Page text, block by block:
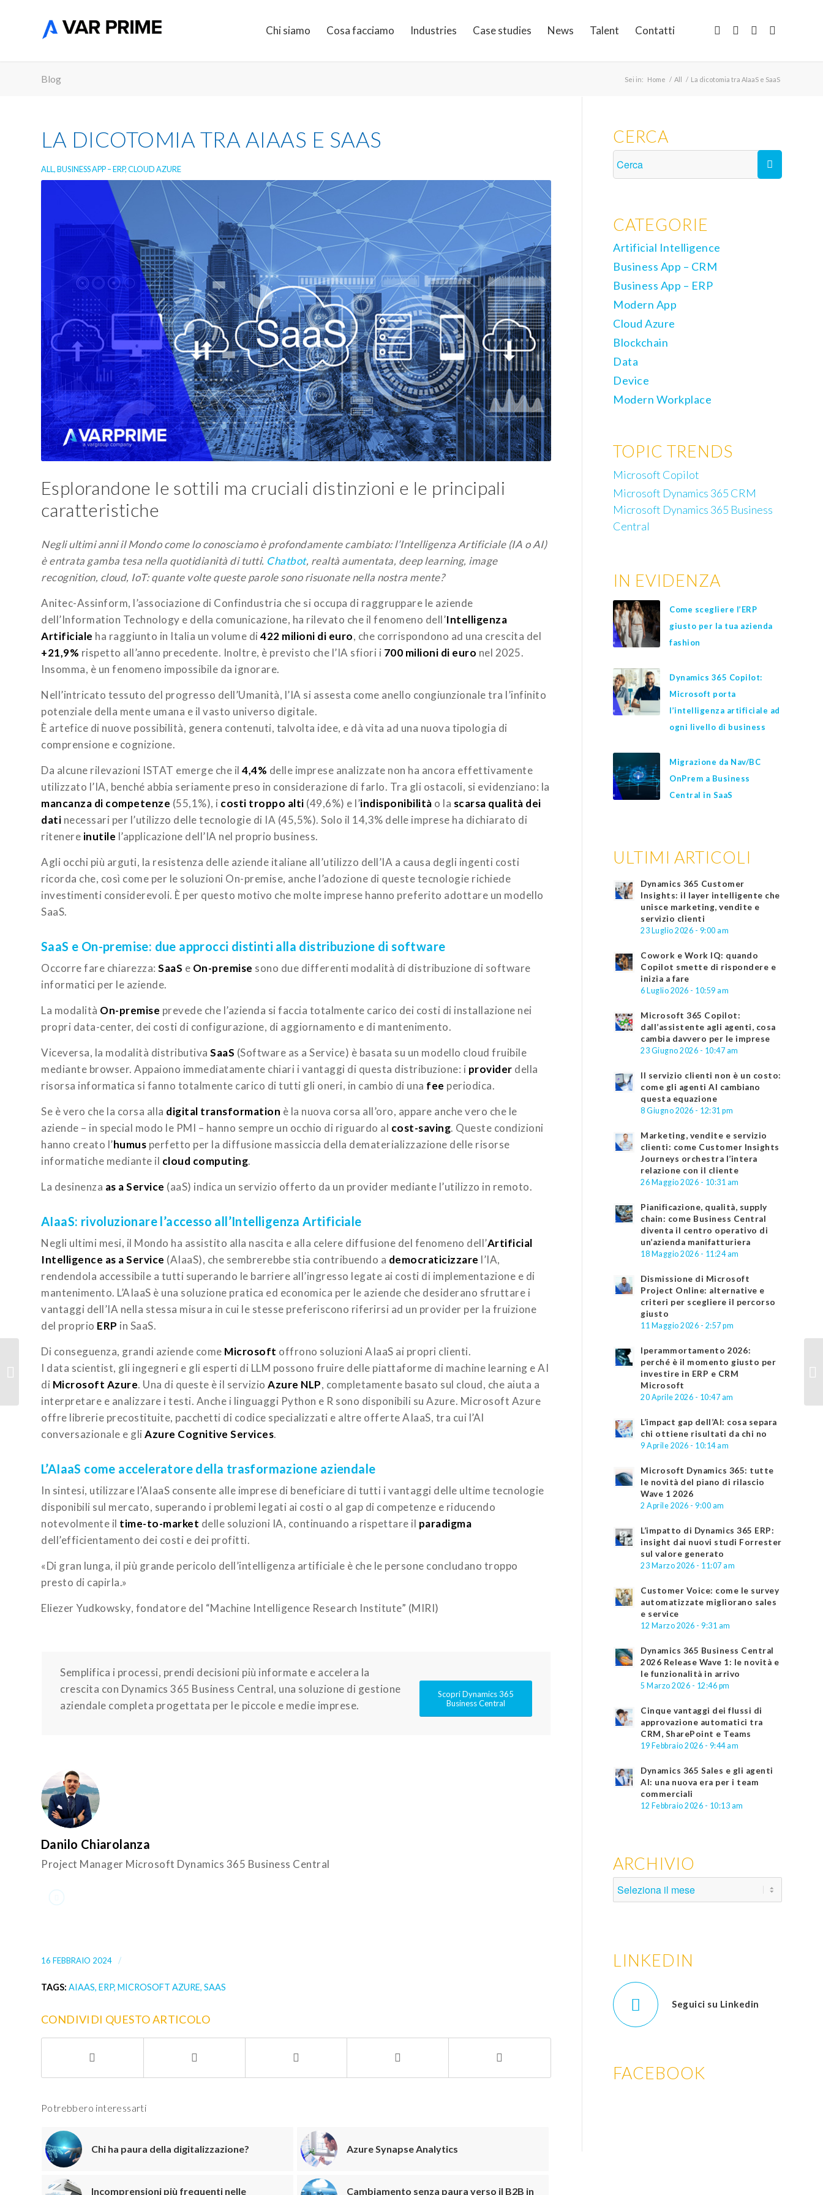
Chi siamo Cosa facciamo Industries Case studies News Talent Contatti
Blog Sei in: Home / All / La dicotomia tra AIaaS e SaaS
LA DICOTOMIA TRA AIAAS E SAAS
ALL,BUSINESS APP – ERP,CLOUD AZURE
Esplorandone le sottili ma cruciali distinzioni e le principali
caratteristiche
Negli ultimi anni il Mondo come lo conosciamo è profondamente cambiato: l’Intelligenza Artificiale (IA o AI)
è entrata gamba tesa nella quotidianità di tutti. Chatbot, realtà aumentata, deep learning, image
recognition, cloud, IoT: quante volte queste parole sono risuonate nella nostra mente?
Anitec-Assinform, l’associazione di Confindustria che si occupa di raggruppare le aziende
dell’Information Technology e della comunicazione, ha rilevato che il fenomeno dell’Intelligenza
Artificiale ha raggiunto in Italia un volume di 422 milioni di euro, che corrispondono ad una crescita del
+21,9% rispetto all’anno precedente. Inoltre, è previsto che l’IA sfiori i 700 milioni di euro nel 2025.
Insomma, è un fenomeno impossibile da ignorare.
Nell’intricato tessuto del progresso dell’Umanità, l’IA si assesta come anello congiunzionale tra l’infinito
potenziale della mente umana e il vasto universo digitale.
È artefice di nuove possibilità, genera contenuti, talvolta idee, e dà vita ad una nuova tipologia di
comprensione e cognizione.
Da alcune rilevazioni ISTAT emerge che il 4,4% delle imprese analizzate non ha ancora effettivamente
utilizzato l’IA, benché abbia seriamente preso in considerazione di farlo. Tra gli ostacoli, si evidenziano: la
mancanza di competenze (55,1%), i costi troppo alti (49,6%) e l’indisponibilità o la scarsa qualità dei
dati necessari per l’utilizzo delle tecnologie di IA (45,5%). Solo il 14,3% delle imprese ha dichiarato di
ritenere inutile l’applicazione dell’IA nel proprio business.
Agli occhi più arguti, la resistenza delle aziende italiane all’utilizzo dell’IA a causa degli ingenti costi
ricorda che, così come per le soluzioni On-premise, anche l’adozione di queste tecnologie richiede
investimenti considerevoli. È per questo motivo che molte imprese hanno preferito adottare un modello
SaaS.
SaaS e On-premise: due approcci distinti alla distribuzione di software
Occorre fare chiarezza: SaaS e On-premise sono due differenti modalità di distribuzione di software
informatici per le aziende.
La modalità On-premise prevede che l’azienda si faccia totalmente carico dei costi di installazione nei
propri data-center, dei costi di configurazione, di aggiornamento e di mantenimento.
Viceversa, la modalità distributiva SaaS (Software as a Service) è basata su un modello cloud fruibile
mediante browser. Appaiono immediatamente chiari i vantaggi di questa distribuzione: i provider della
risorsa informatica si fanno totalmente carico di tutti gli oneri, in cambio di una fee periodica.
Se è vero che la corsa alla digital transformation è la nuova corsa all’oro, appare anche vero che le
aziende – in special modo le PMI – hanno sempre un occhio di riguardo al cost-saving. Queste condizioni
hanno creato l’humus perfetto per la diffusione massiccia della dematerializzazione delle risorse
informatiche mediante il cloud computing.
La desinenza as a Service (aaS) indica un servizio offerto da un provider mediante l’utilizzo in remoto.
AIaaS: rivoluzionare l’accesso all’Intelligenza Artificiale
Negli ultimi mesi, il Mondo ha assistito alla nascita e alla celere diffusione del fenomeno dell’Artificial
Intelligence as a Service (AIaaS), che sembrerebbe stia contribuendo a democraticizzare l’IA,
rendendola accessibile a tutti superando le barriere all’ingresso legate ai costi di implementazione e di
mantenimento. L’AIaaS è una soluzione pratica ed economica per le aziende che desiderano sfruttare i
vantaggi dell’IA nella stessa misura in cui le stesse preferiscono riferirsi ad un provider per la fruizione
del proprio ERP in SaaS.
Di conseguenza, grandi aziende come Microsoft offrono soluzioni AIaaS ai propri clienti.
I data scientist, gli ingegneri e gli esperti di LLM possono fruire delle piattaforme di machine learning e AI
di Microsoft Azure. Una di queste è il servizio Azure NLP, completamente basato sul cloud, che aiuta a
interpretare e analizzare i testi. Anche i linguaggi Python e R sono disponibili su Azure. Microsoft Azure
offre librerie precostituite, pacchetti di codice specializzati e altre offerte AIaaS, tra cui l’AI
conversazionale e gli Azure Cognitive Services.
L’AIaaS come acceleratore della trasformazione aziendale
In sintesi, utilizzare l’AIaaS consente alle imprese di beneficiare di tutti i vantaggi delle ultime tecnologie
disponibili sul mercato, superando i problemi legati ai costi o al gap di competenze e riducendo
notevolmente il time-to-market delle soluzioni IA, continuando a rispettare il paradigma
dell’efficientamento dei costi e dei profitti.
«Di gran lunga, il più grande pericolo dell’intelligenza artificiale è che le persone concludano troppo
presto di capirla.»
Eliezer Yudkowsky, fondatore del “Machine Intelligence Research Institute” (MIRI)
Semplifica i processi, prendi decisioni più informate e accelera la
crescita con Dynamics 365 Business Central, una soluzione di gestione
aziendale completa progettata per le piccole e medie imprese.
Scopri Dynamics 365
Business Central
Danilo Chiarolanza
Project Manager Microsoft Dynamics 365 Business Central
16 FEBBRAIO 2024 /
TAGS: AIAAS, ERP, MICROSOFT AZURE, SAAS
CONDIVIDI QUESTO ARTICOLO
Potrebbero interessarti
Chi ha paura della digitalizzazione? Azure Synapse Analytics
Incomprensioni più frequenti nelle Cambiamento senza paura verso il B2B in
CERCA
CATEGORIE
Artificial Intelligence
Business App – CRM
Business App – ERP
Modern App
Cloud Azure
Blockchain
Data
Device
Modern Workplace
TOPIC TRENDS
Microsoft Copilot
Microsoft Dynamics 365 CRM
Microsoft Dynamics 365 Business
Central
IN EVIDENZA
Come scegliere l’ERP
giusto per la tua azienda
fashion
Dynamics 365 Copilot:
Microsoft porta
l’intelligenza artificiale ad
ogni livello di business
Migrazione da Nav/BC
OnPrem a Business
Central in SaaS
ULTIMI ARTICOLI
Dynamics 365 Customer
Insights: il layer intelligente che
unisce marketing, vendite e
servizio clienti
23 Luglio 2026 - 9:00 am
Cowork e Work IQ: quando
Copilot smette di rispondere e
inizia a fare
6 Luglio 2026 - 10:59 am
Microsoft 365 Copilot:
dall’assistente agli agenti, cosa
cambia davvero per le imprese
23 Giugno 2026 - 10:47 am
Il servizio clienti non è un costo:
come gli agenti AI cambiano
questa equazione
8 Giugno 2026 - 12:31 pm
Marketing, vendite e servizio
clienti: come Customer Insights
Journeys orchestra l’intera
relazione con il cliente
26 Maggio 2026 - 10:31 am
Pianificazione, qualità, supply
chain: come Business Central
diventa il centro operativo di
un’azienda manifatturiera
18 Maggio 2026 - 11:24 am
Dismissione di Microsoft
Project Online: alternative e
criteri per scegliere il percorso
giusto
11 Maggio 2026 - 2:57 pm
Iperammortamento 2026:
perché è il momento giusto per
investire in ERP e CRM
Microsoft
20 Aprile 2026 - 10:47 am
L’impact gap dell’AI: cosa separa
chi ottiene risultati da chi no
9 Aprile 2026 - 10:14 am
Microsoft Dynamics 365: tutte
le novità del piano di rilascio
Wave 1 2026
2 Aprile 2026 - 9:00 am
L’impatto di Dynamics 365 ERP:
insight dai nuovi studi Forrester
sul valore generato
23 Marzo 2026 - 11:07 am
Customer Voice: come le survey
automatizzate migliorano sales
e service
12 Marzo 2026 - 9:31 am
Dynamics 365 Business Central
2026 Release Wave 1: le novità e
le funzionalità in arrivo
5 Marzo 2026 - 12:46 pm
Cinque vantaggi dei flussi di
approvazione automatici tra
CRM, SharePoint e Teams
19 Febbraio 2026 - 9:44 am
Dynamics 365 Sales e gli agenti
AI: una nuova era per i team
commerciali
12 Febbraio 2026 - 10:13 am
ARCHIVIO
LINKEDIN
Seguici su Linkedin
FACEBOOK
Metodologia Microsoft
Sure Step:
Development